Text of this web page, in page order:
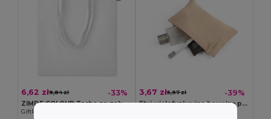
6,62 zł9,84 zł -33%
ZIMDE COLOUR Torba na zakupy z bawełny org
GiftRetail MO6189
3,67 zł5,97 zł -39%
Etui wielofunkcyjna bawełnę pochodzącą (70% rPET) z poliester z recyklingu (30%) (140 g/m²)